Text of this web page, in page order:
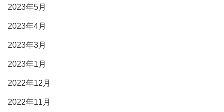
2023年5月
2023年4月
2023年3月
2023年1月
2022年12月
2022年11月